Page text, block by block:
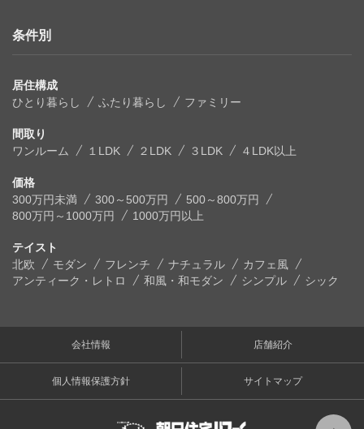
条件別
居住構成
ひとり暮らし
ふたり暮らし ファミリー
間取り
ワンルーム
１LDK ２LDK ３LDK ４LDK以上
価格
300万円未満
300～500万円
500～800万円
800万円～1000万円
1000万円以上
テイスト
北欧
モダン フレンチ ナチュラル
カフェ風
アンティーク・レトロ
和風・和モダン シンプル シック
会社情報 店舗紹介
個人情報保護方針 サイトマップ